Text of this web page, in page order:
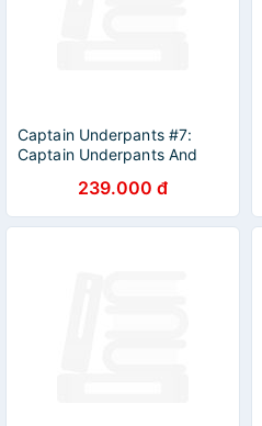
Captain Underpants #7:
Captain Underpants And
Bionic Booger Boy, Part 2:
The Revenge Of The
Ridiculous Robo-Boogers
239.000 đ